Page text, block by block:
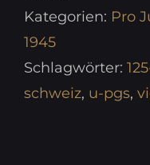
Kategorien: Pro
1945
Schlagwörter:
schweiz, u-pgs,